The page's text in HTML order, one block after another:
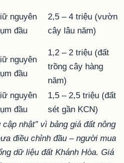
nguyên
đầu
2,5 – 4 triệu (vườn
cây lâu năm)
nguyên
đầu
1,2 – 2 triệu (đất
trồng cây hàng
năm)
nguyên
đầu
1,5 – 2,5 triệu (đất
sét gần KCN)
nhật” vì bảng giá đất nông
điều chỉnh đầu – người mua
dữ liệu đất Khánh Hòa. Giá